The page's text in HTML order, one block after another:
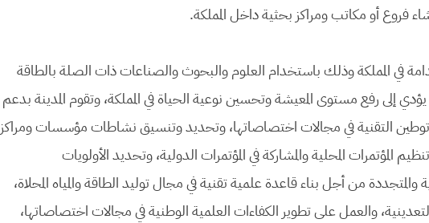
فروع أو مكاتب ومراكز بحثية داخل المملكة.
في المملكة وذلك باستخدام العلوم والبحوث والصناعات ذات الصلة بالطاقة
إلى رفع مستوى المعيشة وتحسين نوعية الحياة في المملكة، وتقوم المدينة بدعم
التقنية في مجالات اختصاصاتها، وتحديد وتنسيق نشاطات مؤسسات ومراكز
المؤتمرات المحلية والمشاركة في المؤتمرات الدولية، وتحديد الأولويات
من أجل بناء قاعدة علمية تقنية في مجال توليد الطاقة والمياه المحلاة،
والعمل على تطوير الكفاءات العلمية الوطنية في مجالات اختصاصاتها،